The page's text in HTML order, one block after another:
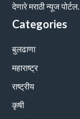
देणारे मराठी न्यूज पोर्टल.
Categories
बुलढाणा
महाराष्ट्र
राष्ट्रीय
कृषी